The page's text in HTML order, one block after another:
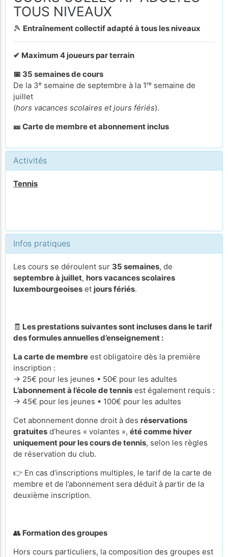
TOUS NIVEAUX
🎾 Entraînement collectif adapté à tous les niveaux
✔ Maximum 4 joueurs par terrain
📅 35 semaines de cours
De la 3ᵉ semaine de septembre à la 1ʳᵉ semaine de
juillet
(hors vacances scolaires et jours fériés).
🎫 Carte de membre et abonnement inclus
Activités
Tennis
Infos pratiques
Les cours se déroulent sur 35 semaines, de
septembre à juillet, hors vacances scolaires
luxembourgeoises et jours fériés.
🧾 Les prestations suivantes sont incluses dans le tarif
des formules annuelles d’enseignement :
La carte de membre est obligatoire dès la première
inscription :
→ 25€ pour les jeunes • 50€ pour les adultes
L’abonnement à l’école de tennis est également requis :
→ 45€ pour les jeunes • 100€ pour les adultes
Cet abonnement donne droit à des réservations
gratuites d’heures « volantes », été comme hiver
uniquement pour les cours de tennis, selon les règles
de réservation du club.
👉 En cas d’inscriptions multiples, le tarif de la carte de
membre et de l’abonnement sera déduit à partir de la
deuxième inscription.
👥 Formation des groupes
Hors cours particuliers, la composition des groupes est